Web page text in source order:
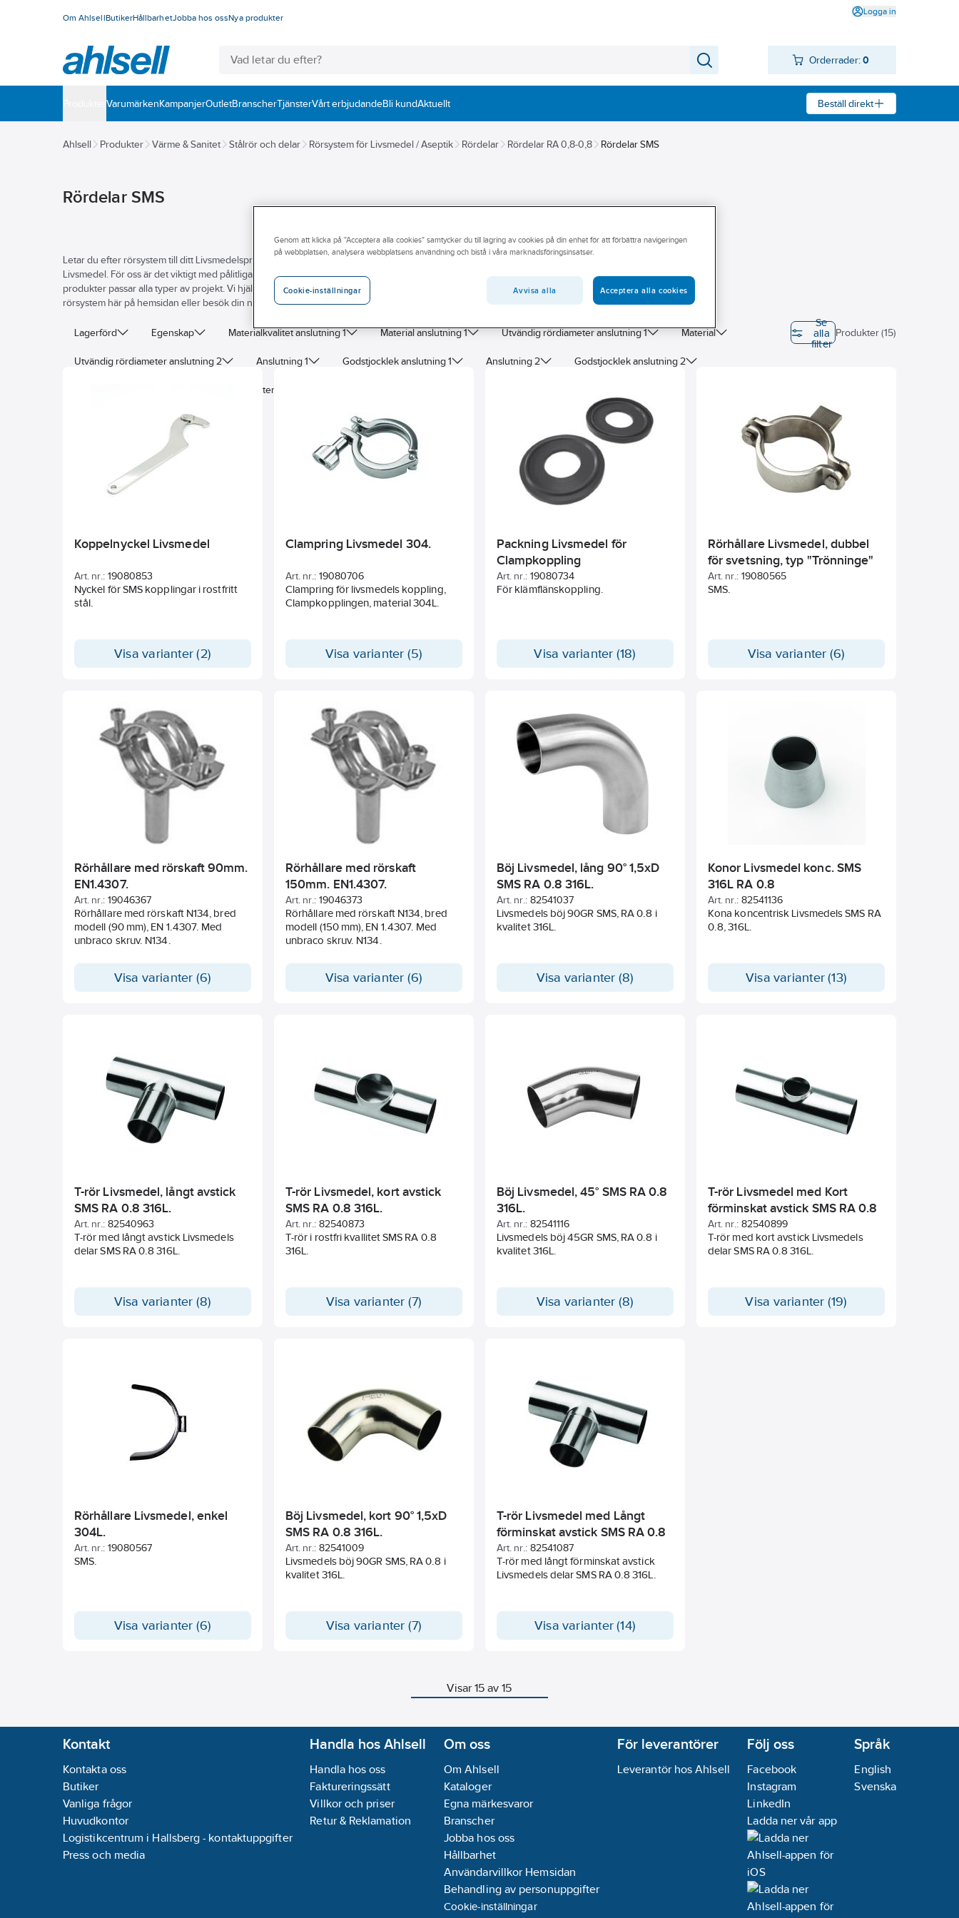
Om AhlsellButikerHållbarhetJobba hos ossNya produkter
Logga in
Orderrader: 0
VarumärkenKampanjerOutletBranscherTjänsterVårt erbjudandeBli kundAktuellt Beställ direkt
Ahlsell Produkter Värme & Sanitet Stålrör och delar Rörsystem för Livsmedel / Aseptik Rördelar Rördelar RA 0,8-0,8 Rördelar SMS
Rördelar SMS
Letar du efter rörsystem till ditt Livsmedelsprojekt? På Ahlsell hittar du ett noga utvalt sortiment av stålrör och delar inom
Livsmedel. För oss är det viktigt med pålitliga produkter som håller. Därför hittar du bara rörsystem av hög kvalitet hos oss. Våra
produkter passar alla typer av projekt. Vi hjälper dig gärna att hitta rätt produkter för just ert jobb. Utforska hela vårt sortiment av
rörsystem här på hemsidan eller besök din närmsta Ahlsellbutik
Lagerförd Egenskap Materialkvalitet anslutning 1 Material anslutning 1 Utvändig rördiameter anslutning 1 Material
Utvändig rördiameter anslutning 2 Anslutning 1 Godstjocklek anslutning 1 Anslutning 2 Godstjocklek anslutning 2
Lämplig för rördiameter
Se
alla
filter
Produkter (15)
Koppelnyckel Livsmedel
Art. nr.: 19080853
Nyckel för SMS kopplingar i rostfritt
stål.
Visa varianter (2)
Clampring Livsmedel 304.
Art. nr.: 19080706
Clampring för livsmedels koppling,
Clampkopplingen, material 304L.
Visa varianter (5)
Packning Livsmedel för
Clampkoppling
Art. nr.: 19080734
För klämflänskoppling.
Visa varianter (18)
Rörhållare Livsmedel, dubbel
för svetsning, typ "Trönninge"
304L.
Art. nr.: 19080565
SMS.
Visa varianter (6)
Rörhållare med rörskaft 90mm.
EN1.4307.
Art. nr.: 19046367
Rörhållare med rörskaft N134, bred
modell (90 mm), EN 1.4307. Med
unbraco skruv. N134.
Visa varianter (6)
Rörhållare med rörskaft
150mm. EN1.4307.
Art. nr.: 19046373
Rörhållare med rörskaft N134, bred
modell (150 mm), EN 1.4307. Med
unbraco skruv. N134.
Visa varianter (6)
Böj Livsmedel, lång 90° 1,5xD
SMS RA 0.8 316L.
Art. nr.: 82541037
Livsmedels böj 90GR SMS, RA 0.8 i
kvalitet 316L.
Visa varianter (8)
Konor Livsmedel konc. SMS
316L RA 0.8
Art. nr.: 82541136
Kona koncentrisk Livsmedels SMS RA
0.8, 316L.
Visa varianter (13)
T-rör Livsmedel, långt avstick
SMS RA 0.8 316L.
Art. nr.: 82540963
T-rör med långt avstick Livsmedels
delar SMS RA 0.8 316L.
Visa varianter (8)
T-rör Livsmedel, kort avstick
SMS RA 0.8 316L.
Art. nr.: 82540873
T-rör i rostfri kvallitet SMS RA 0.8
316L.
Visa varianter (7)
Böj Livsmedel, 45° SMS RA 0.8
316L.
Art. nr.: 82541116
Livsmedels böj 45GR SMS, RA 0.8 i
kvalitet 316L.
Visa varianter (8)
T-rör Livsmedel med Kort
förminskat avstick SMS RA 0.8
316L.
Art. nr.: 82540899
T-rör med kort avstick Livsmedels
delar SMS RA 0.8 316L.
Visa varianter (19)
Rörhållare Livsmedel, enkel
304L.
Art. nr.: 19080567
SMS.
Visa varianter (6)
Böj Livsmedel, kort 90° 1,5xD
SMS RA 0.8 316L.
Art. nr.: 82541009
Livsmedels böj 90GR SMS, RA 0.8 i
kvalitet 316L.
Visa varianter (7)
T-rör Livsmedel med Långt
förminskat avstick SMS RA 0.8
316L.
Art. nr.: 82541087
T-rör med långt förminskat avstick
Livsmedels delar SMS RA 0.8 316L.
Visa varianter (14)
Visar 15 av 15
Kontakt
Kontakta oss
Butiker
Vanliga frågor
Huvudkontor
Logistikcentrum i Hallsberg - kontaktuppgifter
Press och media
Handla hos Ahlsell
Handla hos oss
Faktureringssätt
Villkor och priser
Retur & Reklamation
Om oss
Om Ahlsell
Kataloger
Egna märkesvaror
Branscher
Jobba hos oss
Hållbarhet
Användarvillkor Hemsidan
Behandling av personuppgifter
Cookie-inställningar
För leverantörer
Leverantör hos Ahlsell
Följ oss
Facebook
Instagram
LinkedIn
Ladda ner vår app
Språk
English
Svenska
Genom att klicka på "Acceptera alla cookies" samtycker du till lagring av cookies på din enhet för att förbättra navigeringen
på webbplatsen, analysera webbplatsens användning och bistå i våra marknadsföringsinsatser.
Cookie-inställningar Avvisa alla Acceptera alla cookies